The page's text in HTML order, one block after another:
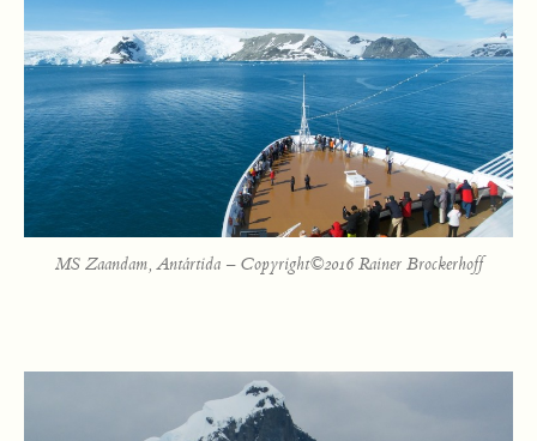
MS Zaandam, Antártida – Copyright©2016 Rainer Brockerhoff